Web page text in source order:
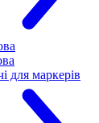
для маркерів